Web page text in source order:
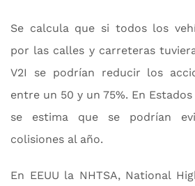
Se calcula que si todos los
por las calles y carreteras
V2I se podrían reducir los
entre un 50 y un 75%. En
se estima que se podrían
colisiones al año.
En EEUU la NHTSA, National